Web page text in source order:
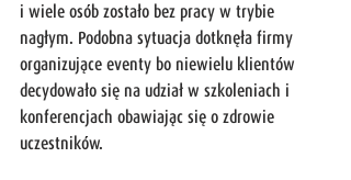
i wiele osób zostało bez pracy w trybie
nagłym. Podobna sytuacja dotknęła firmy
organizujące eventy bo niewielu klientów
decydowało się na udział w szkoleniach i
konferencjach obawiając się o zdrowie
uczestników.